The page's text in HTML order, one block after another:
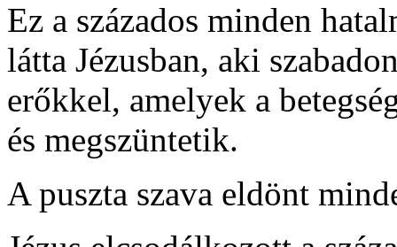
Ez a százados minden
látta Jézusban, aki
erőkkel, amelyek a
és megszüntetik.
A puszta szava eldönt